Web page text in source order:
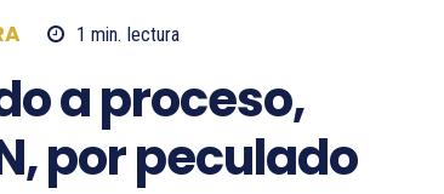
1 min. lectura
a proceso,
por peculado